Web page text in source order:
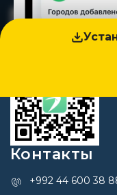
Контакты
+992 44 600 38